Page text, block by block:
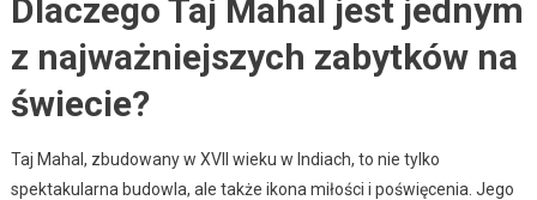
Dlaczego Taj Mahal jest jednym
z najważniejszych zabytków na
świecie?
Taj Mahal, zbudowany w XVII wieku w Indiach, to nie tylko
spektakularna budowla, ale także ikona miłości i poświęcenia. Jego